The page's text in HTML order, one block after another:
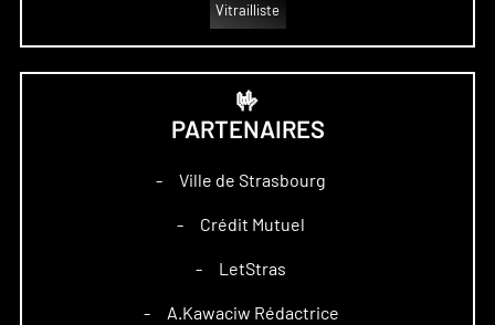
Vitrailliste
🤟
PARTENAIRES
– Ville de Strasbourg
– Crédit Mutuel
– LetStras
– A.Kawaciw Rédactrice